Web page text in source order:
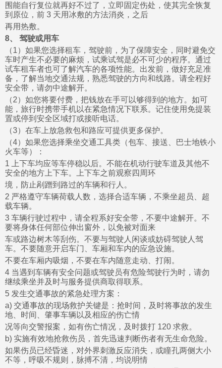
围能自行复位就再好不过了，立即固定伤处，使其完全恢复
到原位，前 3 天用冰敷的方法消炎，之后
再用热敷。
8、 驾驶或用车
（1）如果您选择租车，驾驶前，为了保障安全，同时避免交
车时产生不必要的麻烦，试乘试驾是必不可少的程序。通过
试车租车者也可了解汽车的各项性能。出发前，做好充足准
备，了解当地交通法规，熟悉驾驶的方向和线路。请全程好
安全带，请勿中途解开。
（2）如您将要付费，把钱放在手可以够得到的地方。如可
能，旅行时携带手机以在紧急情况下联系。记住使用免提装
置或停到安全区域打或接听电话。
（3）在车上放急救包和路应可提供更多保护。
（4）如果您选择乘坐交通工具类（包车、接送、巴士地铁小
火车等）：
1 上下车均应等车停稳以后。不能在机动行驶车道及其他不
安全的地方上下车。上下车之前观察四周环
境，防止剐蹭到路过的车辆和行人。
2 严格遵守车辆荷载人数，选择合适车辆，不乘坐超员、超
载车辆。
3 车辆行驶过程中，请全程系好安全带，不要中途解开。不
要将身体任何部位伸出窗外，以免被对面来
车或路边树木等刮伤。不要与驾驶人闲谈或妨碍驾驶人驾
车。不要随意开启车门、车厢和车内的应急设施。
不要在车厢内吸烟，不要在车内随意走动、打闹。
4 当遇到车辆有安全问题或驾驶员有危险驾驶行为时，请勿
继续乘坐并及时与服务提供商取得联系。
5 发生交通事故的紧急处理方案：
a) 交通事故的现场救护关键是：抢时间，及时将事故的发生
地、时间、肇事车辆以及相应的伤亡情
况等向交警报案，如有伤亡情况，及时拨打 120 求救。
b) 实施有效地抢救伤员，首先迅速判断伤者有无生命危险。
如果伤员已经昏迷，对外界刺激反应消失，或瞳孔两侧大小
不等，呼吸不规则，脉搏不清，均说明情